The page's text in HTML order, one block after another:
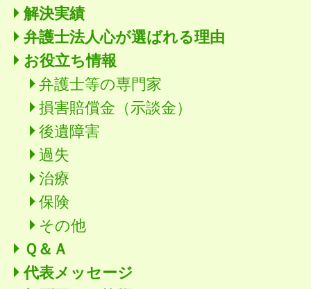
解決実績
弁護士法人心が選ばれる理由
お役立ち情報
弁護士等の専門家
損害賠償金（示談金）
後遺障害
過失
治療
保険
その他
Ｑ＆Ａ
代表メッセージ